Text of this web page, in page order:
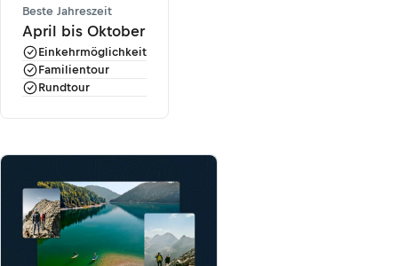
Beste Jahreszeit
April bis Oktober
Einkehrmöglichkeit
Familientour
Rundtour